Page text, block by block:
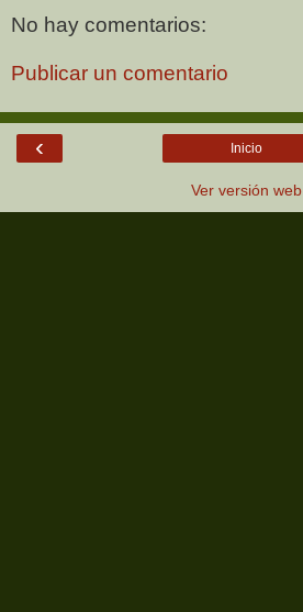
No hay comentarios:
Publicar un comentario
‹ Inicio
Ver versión web